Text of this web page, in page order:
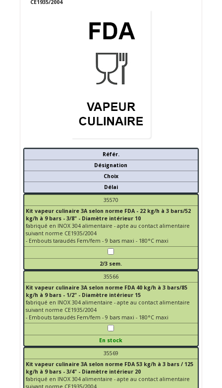
CE1935/2004
Référ.
Désignation
Choix
Délai
35570
Kit vapeur culinaire 3A selon norme FDA - 22 kg/h à 3 bars/52
kg/h à 9 bars - 3/8" - Diamètre intérieur 10
fabriqué en INOX 304 alimentaire - apte au contact alimentaire
suivant norme CE1935/2004
- Embouts taraudés Fem/fem - 9 bars maxi - 180°C maxi
2/3 sem.
35566
Kit vapeur culinaire 3A selon norme FDA 40 kg/h à 3 bars/85
kg/h à 9 bars - 1/2" - Diamètre intérieur 15
fabriqué en INOX 304 alimentaire - apte au contact alimentaire
suivant norme CE1935/2004
- Embouts taraudés Fem/fem - 9 bars maxi - 180°C maxi
En stock
35569
Kit vapeur culinaire 3A selon norme FDA 53 kg/h à 3 bars / 125
kg/h à 9 bars - 3/4" - Diamètre intérieur 20
fabriqué en INOX 304 alimentaire - apte au contact alimentaire
suivant norme CE1935/2004